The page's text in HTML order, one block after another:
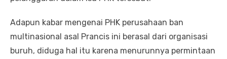
Adapun kabar mengenai PHK perusahaan ban
multinasional asal Prancis ini berasal dari organisasi
buruh, diduga hal itu karena menurunnya permintaan